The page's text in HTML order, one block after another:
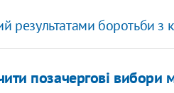
результатами боротьби з
позачергові вибори